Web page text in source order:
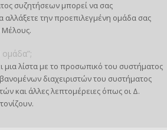
συζητήσεων μπορεί να σας
την προεπιλεγμένη ομάδα σας
Μέλους.
μια λίστα με το προσωπικό του συστήματος
διαχειριστών του συστήματος
και άλλες λεπτομέρειες όπως οι Δ.